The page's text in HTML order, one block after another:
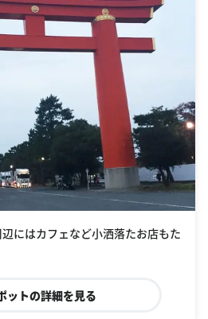
にはカフェなど小洒落たお店もた
ットの詳細を見る